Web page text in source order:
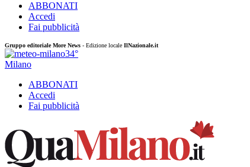
ABBONATI
Accedi
Fai pubblicità
Gruppo editoriale More News - Edizione locale IlNazionale.it
34°
Milano
ABBONATI
Accedi
Fai pubblicità